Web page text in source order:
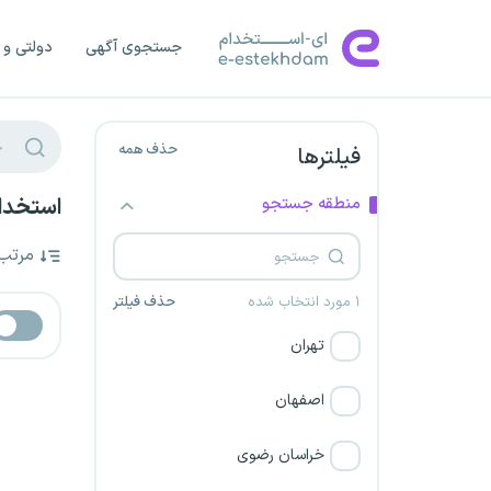
جستجوی آگهی دولتی
فیلترها حذف همه
منطقه جستجو
۱ مورد انتخاب شده حذف فیلتر
تهران
اصفهان
خراسان رضوی
استخدام